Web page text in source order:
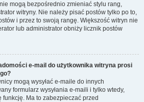
mogą bezpośrednio zmieniać stylu rang,
witryny. Nie należy pisać postów tylko po to,
i przez to swoją rangę. Większość witryn nie
lub administrator obniży licznik postów
e-mail do użytkownika witryna prosi
mogą wysyłać e-maile do innych
formularz wysyłania e-maili i tylko wtedy,
funkcję. Ma to zabezpieczać przed